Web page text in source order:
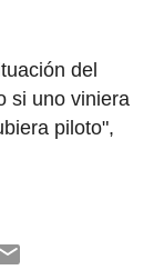
del
si uno viniera
piloto",